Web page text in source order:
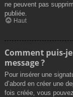
ne peuvent pas
publiée.
Haut
Comment puis-
message ?
Pour insérer une
d’abord en créer une
fois créée, vous